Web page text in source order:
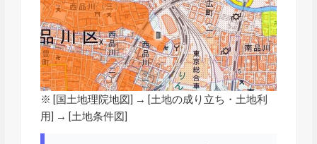
※ [国土地理院地図] → [土地の成り立ち・土地利
用] → [土地条件図]